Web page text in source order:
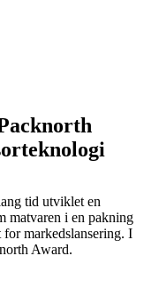
tid utviklet en
matvaren i en pakning
for markedslansering. I
Award.